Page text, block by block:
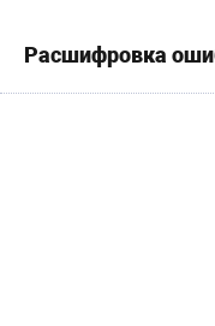
Расшифровка